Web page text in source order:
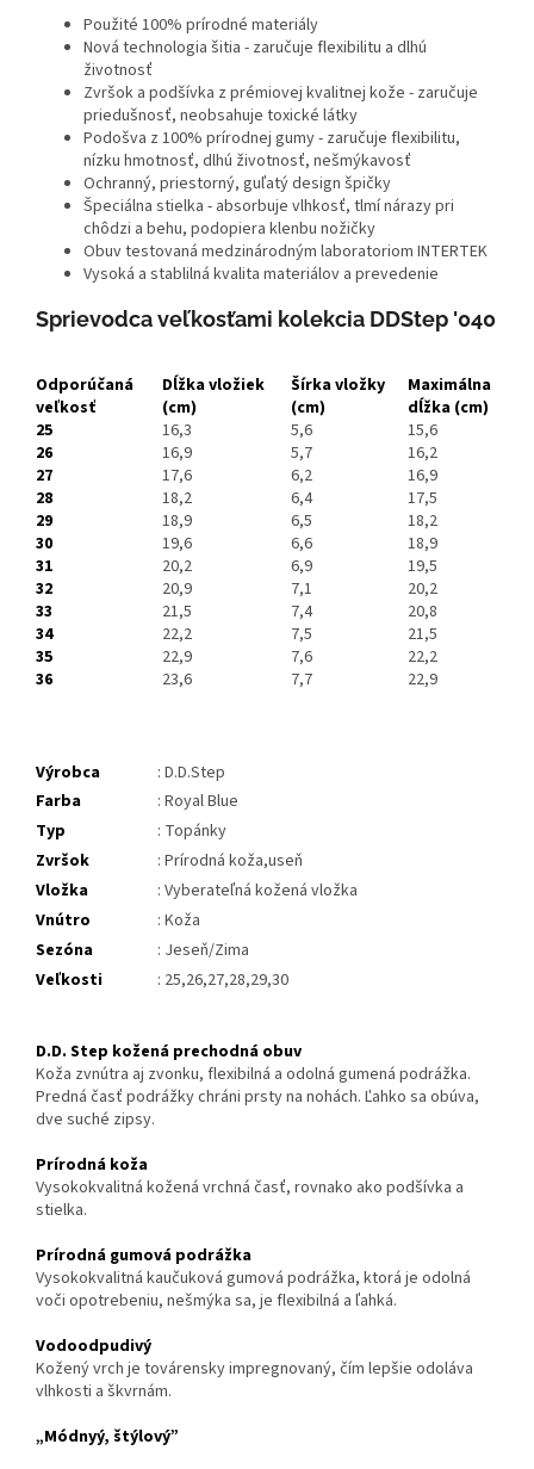
Použité 100% prírodné materiály
Nová technologia šitia - zaručuje flexibilitu a dlhú
životnosť
Zvršok a podšívka z prémiovej kvalitnej kože - zaručuje
priedušnosť, neobsahuje toxické látky
Podošva z 100% prírodnej gumy - zaručuje flexibilitu,
nízku hmotnosť, dlhú životnosť, nešmýkavosť
Ochranný, priestorný, guľatý design špičky
Špeciálna stielka - absorbuje vlhkosť, tlmí nárazy pri
chôdzi a behu, podopiera klenbu nožičky
Obuv testovaná medzinárodným laboratoriom INTERTEK
Vysoká a stablilná kvalita materiálov a prevedenie
Sprievodca veľkosťami kolekcia DDStep '040
Odporúčaná
veľkosť
25
26
27
28
29
30
31
32
33
34
35
36
Dĺžka vložiek
(cm)
16,3
16,9
17,6
18,2
18,9
19,6
20,2
20,9
21,5
22,2
22,9
23,6
Šírka vložky
(cm)
5,6
5,7
6,2
6,4
6,5
6,6
6,9
7,1
7,4
7,5
7,6
7,7
Maximálna
dĺžka (cm)
15,6
16,2
16,9
17,5
18,2
18,9
19,5
20,2
20,8
21,5
22,2
22,9
Výrobca
: D.D.Step
Farba
: Royal Blue
Typ
: Topánky
Zvršok
: Prírodná koža,useň
Vložka
: Vyberateľná kožená vložka
Vnútro
: Koža
Sezóna
: Jeseň/Zima
Veľkosti
: 25,26,27,28,29,30
D.D. Step kožená prechodná obuv
Koža zvnútra aj zvonku, flexibilná a odolná gumená podrážka.
Predná časť podrážky chráni prsty na nohách. Ľahko sa obúva,
dve suché zipsy.
Prírodná koža
Vysokokvalitná kožená vrchná časť, rovnako ako podšívka a
stielka.
Prírodná gumová podrážka
Vysokokvalitná kaučuková gumová podrážka, ktorá je odolná
voči opotrebeniu, nešmýka sa, je flexibilná a ľahká.
Vodoodpudivý
Kožený vrch je továrensky impregnovaný, čím lepšie odoláva
vlhkosti a škvrnám.
„Módnyý, štýlový”